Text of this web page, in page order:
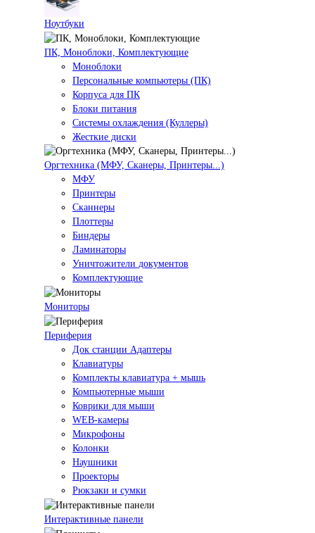
Ноутбуки
ПК, Моноблоки, Комплектующие
Моноблоки
Персональные компьютеры (ПК)
Корпуса для ПК
Блоки питания
Системы охлаждения (Куллеры)
Жесткие диски
Оргтехника (МФУ, Сканеры, Принтеры...)
МФУ
Принтеры
Сканнеры
Плоттеры
Биндеры
Ламинаторы
Уничтожители документов
Комплектующие
Мониторы
Периферия
Док станции Адаптеры
Клавиатуры
Комплекты клавиатура + мышь
Компьютерные мыши
Коврики для мыши
WEB-камеры
Микрофоны
Колонки
Наушники
Проекторы
Рюкзаки и сумки
Интерактивные панели